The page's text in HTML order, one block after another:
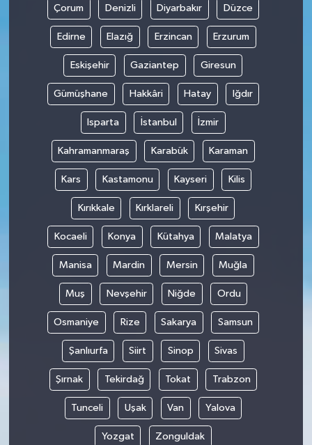
Çorum Denizli Diyarbakır Düzce
Edirne Elazığ Erzincan Erzurum
Eskişehir Gaziantep Giresun
Gümüşhane Hakkâri Hatay Iğdır
Isparta İstanbul İzmir
Kahramanmaraş Karabük Karaman
Kars Kastamonu Kayseri Kilis
Kırıkkale Kırklareli Kırşehir
Kocaeli Konya Kütahya Malatya
Manisa Mardin Mersin Muğla
Muş Nevşehir Niğde Ordu
Osmaniye Rize Sakarya Samsun
Şanlıurfa Siirt Sinop Sivas
Şırnak Tekirdağ Tokat Trabzon
Tunceli Uşak Van Yalova
Yozgat Zonguldak